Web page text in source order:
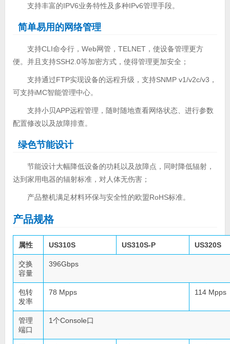
支持丰富的IPV6业务特性及多种IPv6管理手段。
简单易用的网络管理
支持CLI命令行，Web网管，TELNET，使设备管理更方
便。并且支持SSH2.0等加密方式，使得管理更加安全；
支持通过FTP实现设备的远程升级，支持SNMP v1/v2c/v3，
可支持iMC智能管理中心。
支持小贝APP远程管理，随时随地查看网络状态、进行参数
配置修改以及故障排查。
绿色节能设计
节能设计大幅降低设备的功耗以及故障点，同时降低辐射，
达到家用电器的辐射标准，对人体无伤害；
产品整机满足材料环保与安全性的欧盟RoHS标准。
产品规格
属性 US310S US310S-P US320S
交换
容量
396Gbps
包转
发率
78 Mpps 114 Mpps
管理
端口
1个Console口